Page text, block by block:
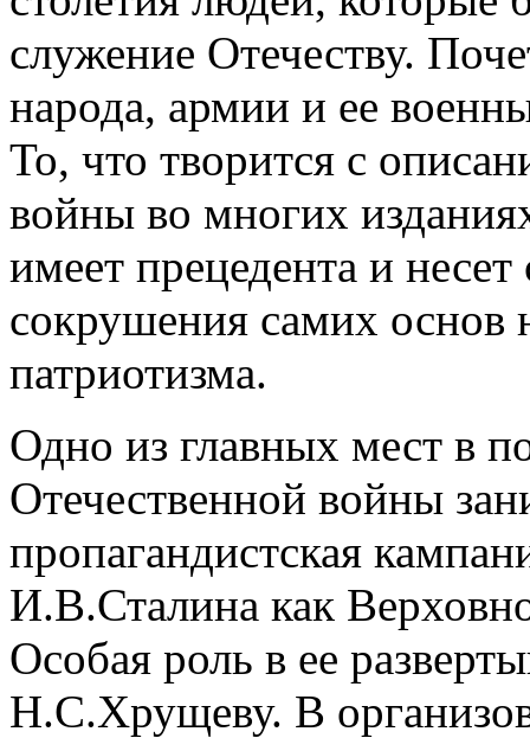
служение Отечеству.
народа, армии и ее
То, что творится с
войны во многих
имеет прецедента и
сокрушения самих основ
патриотизма.
Одно из главных мест в
Отечественной войны
пропагандистская
И.В.Сталина как
Особая роль в ее
Н.С.Хрущеву. В